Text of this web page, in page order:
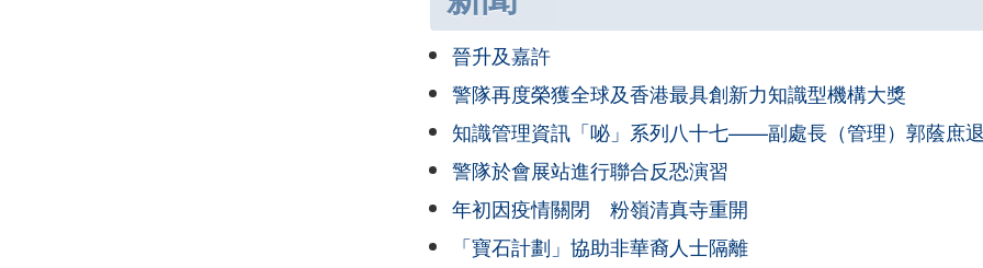
晉升及嘉許
警隊再度榮獲全球及香港最具創新力知識型機構大獎
知識管理資訊「咇」系列八十七——副處長（管理）郭蔭庶
警隊於會展站進行聯合反恐演習
年初因疫情關閉 粉嶺清真寺重開
「寶石計劃」協助非華裔人士隔離